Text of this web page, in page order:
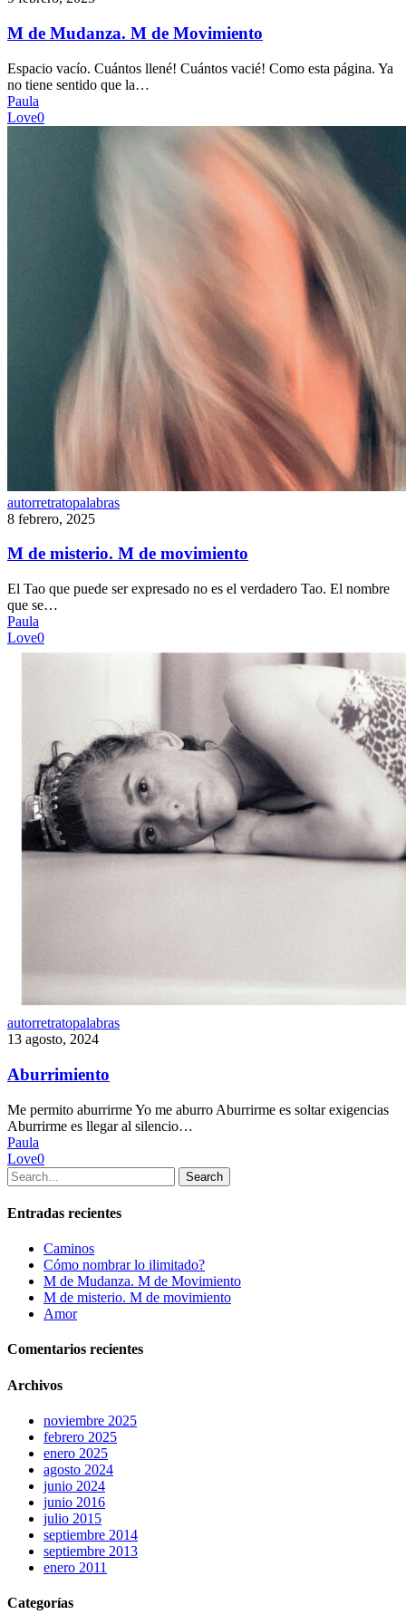
M
de
Movimiento
M de Mudanza. M de Movimiento
Espacio vacío. Cuántos llené! Cuántos vacié! Como esta página. Ya
no tiene sentido que la…
Paula
Love0
M
de
M
movimiento
autorretratopalabras
8 febrero, 2025
M de misterio. M de movimiento
El Tao que puede ser expresado no es el verdadero Tao. El nombre
que se…
Paula
Love0
Aburrimiento
autorretratopalabras
13 agosto, 2024
Aburrimiento
Me permito aburrirme Yo me aburro Aburrirme es soltar exigencias
Aburrirme es llegar al silencio…
Paula
Love0
Search
Entradas recientes
Caminos
Cómo nombrar lo ilimitado?
M de Mudanza. M de Movimiento
M de misterio. M de movimiento
Amor
Comentarios recientes
Archivos
noviembre 2025
febrero 2025
enero 2025
agosto 2024
junio 2024
junio 2016
julio 2015
septiembre 2014
septiembre 2013
enero 2011
Categorías